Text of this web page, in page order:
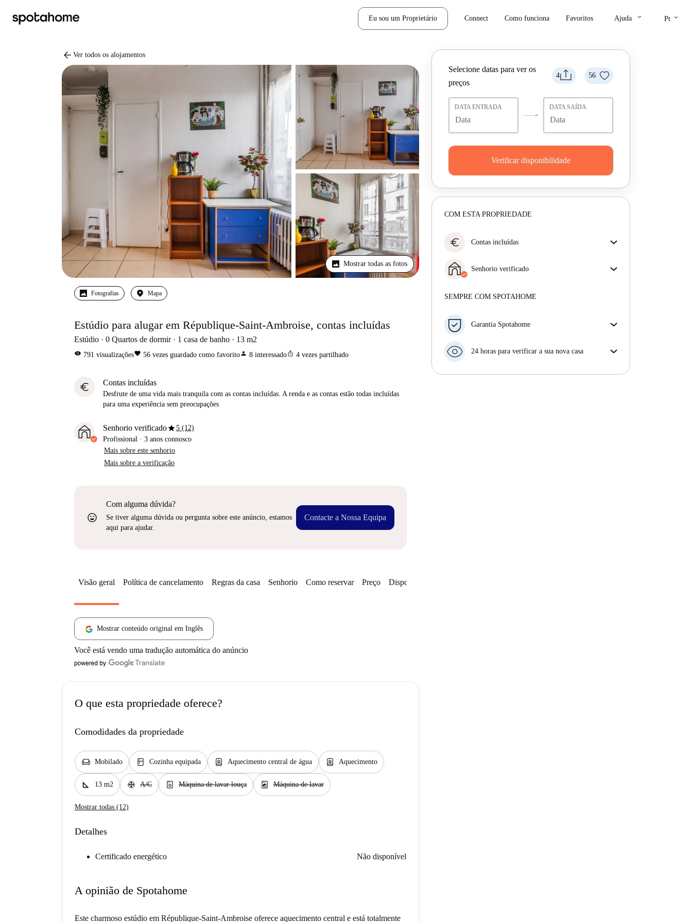
Eu sou um Proprietário Connect Como funciona Favoritos Ajuda keyboard_arrow_down Pt keyboard_arrow_down
arrow_back Ver todos os alojamentos
Mostrar todas as fotos
Fotografias Mapa
Estúdio para alugar em République-Saint-Ambroise, contas incluídas
Estúdio 0 Quartos de dormir 1 casa de banho 13 m2
visibility 791 visualizaçõesfavorite 56 vezes guardado como favoritoperson 8 interessadoios_share 4 vezes partilhado
euro Contas incluídas
Desfrute de uma vida mais tranquila com as contas incluídas. A renda e as contas estão todas incluídas
para uma experiência sem preocupações
Senhorio verificadostar5 (12)
Profissional · 3 anos connosco
Mais sobre este senhorio
Mais sobre a verificação
sentiment_very_satisfied
Com alguma dúvida?
Se tiver alguma dúvida ou pergunta sobre este anúncio, estamos
aqui para ajudar.
Contacte a Nossa Equipa
4 56
Selecione datas para ver os
preços
DATA ENTRADA DATA SAÍDA
Verificar disponibilidade
COM ESTA PROPRIEDADE
euro Contas incluídas
incluídas. A renda e as contas estão todas incluídas
para uma experiência sem preocupações
Senhorio verificado
Mais sobre este senhorio
SEMPRE COM SPOTAHOME
Garantia Spotahome
antecedência, nós iremos A) pagar um hotel e ajudá-
seu dinheiro na totalidade.
24 horas para verificar a sua nova casa
Visão geral Política de cancelamento Regras da casa Senhorio Como reservar Preço Disponibilidades
Mostrar conteúdo original em Inglês
Você está vendo uma tradução automática do anúncio
O que esta propriedade oferece?
Comodidades da propriedade
chair Mobilado kitchen Cozinha equipada water_heater Aquecimento central de água water_heater Aquecimento
square_foot 13 m2 ac_unit A/C dishwasher_gen Máquina de lavar louça local_laundry_service Máquina de lavar
Mostrar todas (12)
Detalhes
Certificado energético Não disponível
A opinião de Spotahome
Este charmoso estúdio em République-Saint-Ambroise oferece aquecimento central e está totalmente